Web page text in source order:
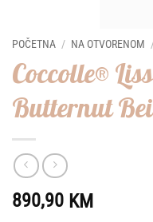
POČETNA / NA OTVORENOM
Coccolle®
Butternut
890,90 KM